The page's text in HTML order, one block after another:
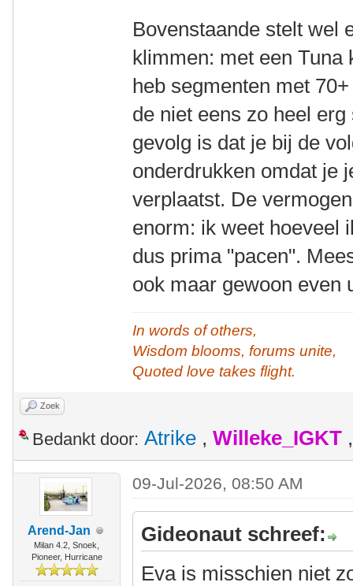
Bovenstaande stelt wel
klimmen: met een Tuna
heb segmenten met
de niet eens zo heel
gevolg is dat je bij de
onderdrukken omdat je
verplaatst. De
enorm: ik weet hoeveel
dus prima "pacen".
ook maar gewoon even
In words of others,
Wisdom blooms, forums unite,
Quoted love takes flight.
Zoek
Bedankt door: Atrike , Willeke_IGKT
Arend-Jan
Milan 4.2, Snoek,
Pioneer, Hurricane
09-Jul-2026, 08:50 AM
Gideonaut schreef:
Eva is misschien niet